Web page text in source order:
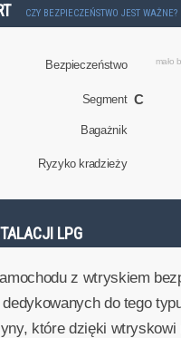
CZY BEZPIECZEŃSTWO JEST WAŻNE?
Bezpieczeństwo mało
Segment C
Bagażnik
Ryzyko kradzieży
LPG
z wtryskiem
do tego
które dzięki